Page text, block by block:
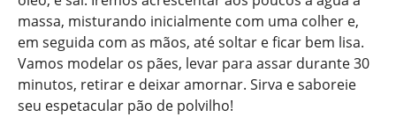
massa, misturando inicialmente com uma colher e,
em seguida com as mãos, até soltar e ficar bem lisa.
Vamos modelar os pães, levar para assar durante 30
minutos, retirar e deixar amornar. Sirva e saboreie
seu espetacular pão de polvilho!